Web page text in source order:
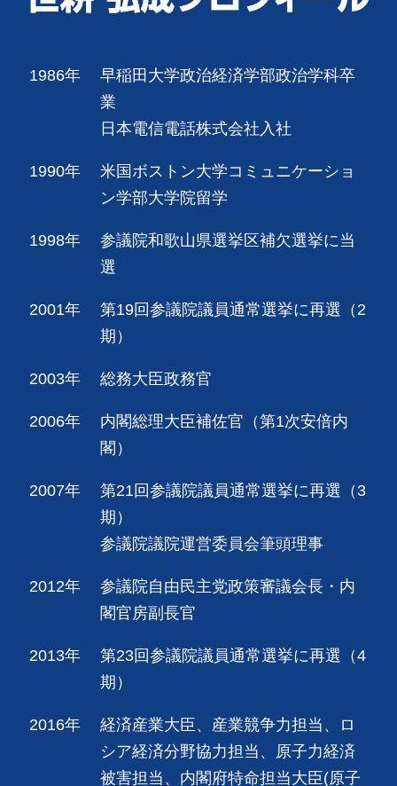
1986年
早稲田大学政治経済学部政治学科卒
業
日本電信電話株式会社入社
1990年
米国ボストン大学コミュニケーショ
ン学部大学院留学
1998年
参議院和歌山県選挙区補欠選挙に当
選
2001年
第19回参議院議員通常選挙に再選（2
期）
2003年 総務大臣政務官
2006年
内閣総理大臣補佐官（第1次安倍内
閣）
2007年
第21回参議院議員通常選挙に再選（3
期）
参議院議院運営委員会筆頭理事
2012年
参議院自由民主党政策審議会長・内
閣官房副長官
2013年
第23回参議院議員通常選挙に再選（4
期）
2016年
経済産業大臣、産業競争力担当、ロ
シア経済分野協力担当、原子力経済
被害担当、内閣府特命担当大臣(原子